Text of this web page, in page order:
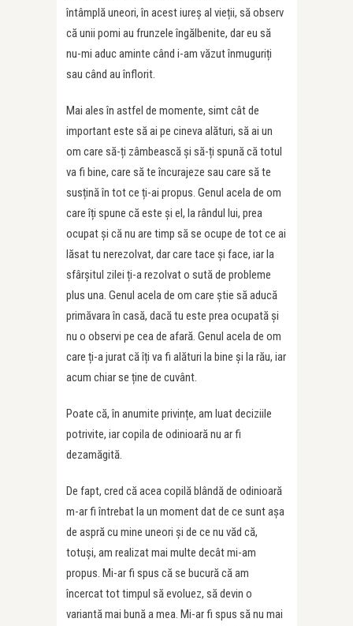
întâmplă uneori, în acest iureș al vieții, să observ
că unii pomi au frunzele îngălbenite, dar eu să
nu-mi aduc aminte când i-am văzut înmuguriți
sau când au înflorit.
Mai ales în astfel de momente, simt cât de
important este să ai pe cineva alături, să ai un
om care să-ți zâmbească și să-ți spună că totul
va fi bine, care să te încurajeze sau care să te
susțină în tot ce ți-ai propus. Genul acela de om
care îți spune că este și el, la rândul lui, prea
ocupat și că nu are timp să se ocupe de tot ce ai
lăsat tu nerezolvat, dar care tace și face, iar la
sfârșitul zilei ți-a rezolvat o sută de probleme
plus una. Genul acela de om care știe să aducă
primăvara în casă, dacă tu este prea ocupată și
nu o observi pe cea de afară. Genul acela de om
care ți-a jurat că îți va fi alături la bine și la rău, iar
acum chiar se ține de cuvânt.
Poate că, în anumite privințe, am luat deciziile
potrivite, iar copila de odinioară nu ar fi
dezamăgită.
De fapt, cred că acea copilă blândă de odinioară
m-ar fi întrebat la un moment dat de ce sunt așa
de aspră cu mine uneori și de ce nu văd că,
totuși, am realizat mai multe decât mi-am
propus. Mi-ar fi spus că se bucură că am
încercat tot timpul să evoluez, să devin o
variantă mai bună a mea. Mi-ar fi spus să nu mai